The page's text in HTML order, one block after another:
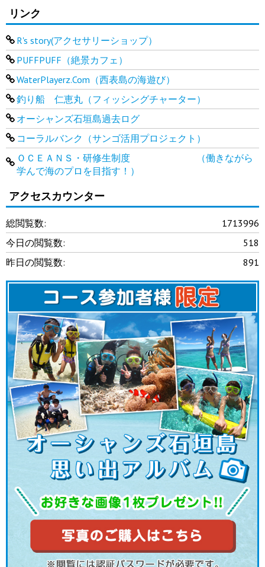
リンク
R's story(アクセサリーショップ）
PUFFPUFF（絶景カフェ）
WaterPlayerz.Com（西表島の海遊び）
釣り船 仁恵丸（フィッシングチャーター）
オーシャンズ石垣島過去ログ
コーラルバンク（サンゴ活用プロジェクト）
ＯＣＥＡＮＳ・研修生制度 （働きながら
学んで海のプロを目指す！）
アクセスカウンター
1713996
総閲覧数:
518
今日の閲覧数:
891
昨日の閲覧数: